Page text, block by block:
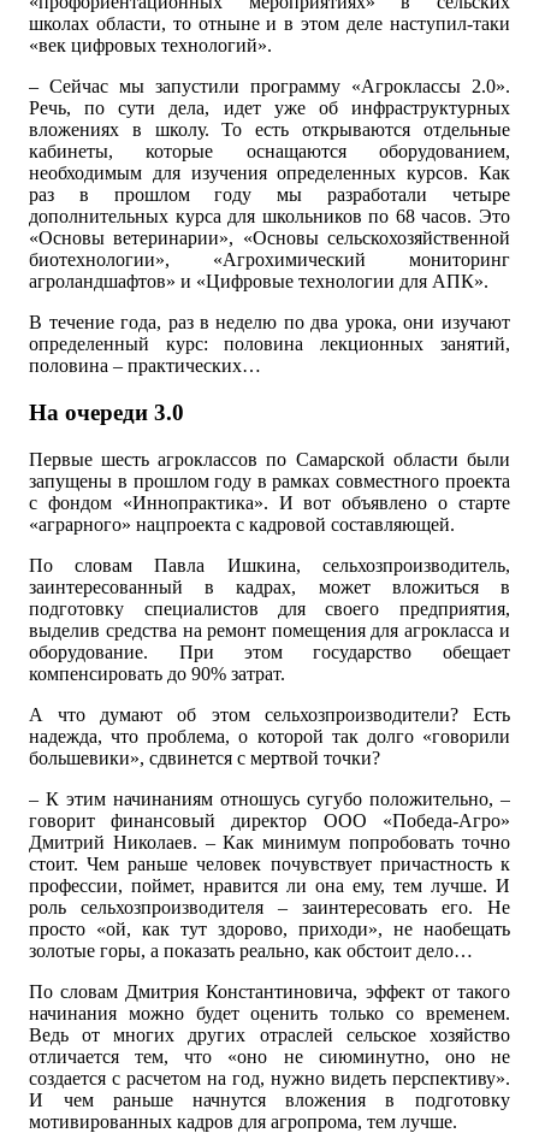
школах области, то отныне и в этом деле наступил-таки
«век цифровых технологий».
– Сейчас мы запустили программу «Агроклассы 2.0».
Речь, по сути дела, идет уже об инфраструктурных
вложениях в школу. То есть открываются отдельные
кабинеты, которые оснащаются оборудованием,
необходимым для изучения определенных курсов. Как
раз в прошлом году мы разработали четыре
дополнительных курса для школьников по 68 часов. Это
«Основы ветеринарии», «Основы сельскохозяйственной
биотехнологии», «Агрохимический мониторинг
агроландшафтов» и «Цифровые технологии для АПК».
В течение года, раз в неделю по два урока, они изучают
определенный курс: половина лекционных занятий,
половина – практических…
На очереди 3.0
Первые шесть агроклассов по Самарской области были
запущены в прошлом году в рамках совместного проекта
с фондом «Иннопрактика». И вот объявлено о старте
«аграрного» нацпроекта с кадровой составляющей.
По словам Павла Ишкина, сельхозпроизводитель,
заинтересованный в кадрах, может вложиться в
подготовку специалистов для своего предприятия,
выделив средства на ремонт помещения для агрокласса и
оборудование. При этом государство обещает
компенсировать до 90% затрат.
А что думают об этом сельхозпроизводители? Есть
надежда, что проблема, о которой так долго «говорили
большевики», сдвинется с мертвой точки?
– К этим начинаниям отношусь сугубо положительно, –
говорит финансовый директор ООО «Победа-Агро»
Дмитрий Николаев. – Как минимум попробовать точно
стоит. Чем раньше человек почувствует причастность к
профессии, поймет, нравится ли она ему, тем лучше. И
роль сельхозпроизводителя – заинтересовать его. Не
просто «ой, как тут здорово, приходи», не наобещать
золотые горы, а показать реально, как обстоит дело…
По словам Дмитрия Константиновича, эффект от такого
начинания можно будет оценить только со временем.
Ведь от многих других отраслей сельское хозяйство
отличается тем, что «оно не сиюминутно, оно не
создается с расчетом на год, нужно видеть перспективу».
И чем раньше начнутся вложения в подготовку
мотивированных кадров для агропрома, тем лучше.